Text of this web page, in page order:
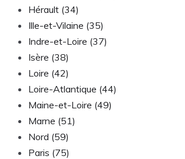
Hérault (34)
Ille-et-Vilaine (35)
Indre-et-Loire (37)
Isère (38)
Loire (42)
Loire-Atlantique (44)
Maine-et-Loire (49)
Marne (51)
Nord (59)
Paris (75)